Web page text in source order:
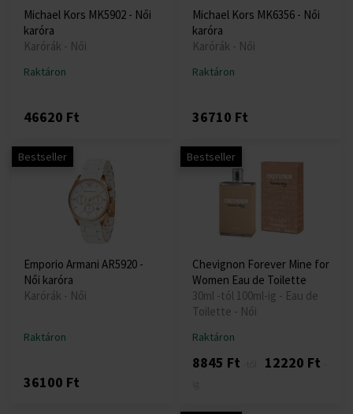
Michael Kors MK5902 - Női
karóra
Karórák - Női
Raktáron
46620 Ft
Michael Kors MK6356 - Női
karóra
Karórák - Női
Raktáron
36710 Ft
Bestseller
Emporio Armani AR5920 -
Női karóra
Karórák - Női
Raktáron
36100 Ft
Bestseller
Chevignon Forever Mine for
Women Eau de Toilette
30ml -tól 100ml-ig - Eau de
Toilette - Női
Raktáron
8845 Ft 12220 Ft